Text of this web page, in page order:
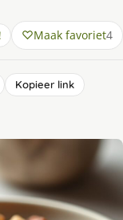
Maak favoriet4
Kopieer link